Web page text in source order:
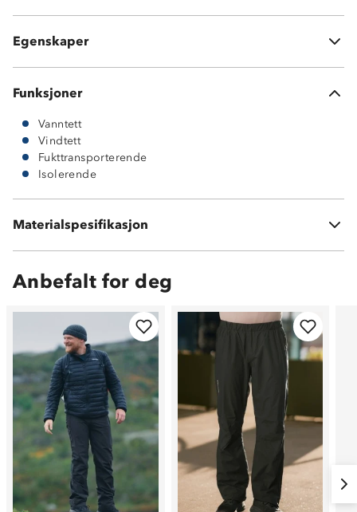
Egenskaper
OekoTex® standard 100
Funksjoner
Vanntett
Vindtett
Fukttransporterende
Isolerende
Materialspesifikasjon
Fôring: 100 % polyester
Anbefalt for deg